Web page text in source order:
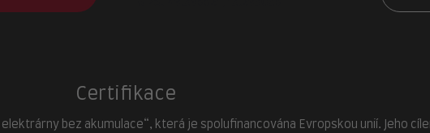
Certifikace
bez akumulace“, která je spolufinancována Evropskou unií. Jeho